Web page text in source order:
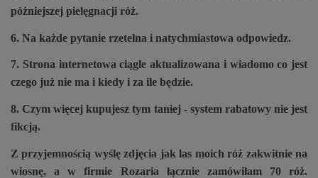
póżniejszej pielęgnacji róż.
6. Na każde pytanie rzetelna i natychmiastowa odpowiedz.
7. Strona internetowa ciągle aktualizowana i wiadomo co jest
czego już nie ma i kiedy i za ile będzie.
8. Czym więcej kupujesz tym taniej - system rabatowy nie jest
fikcją.
Z przyjemnością wyślę zdjęcia jak las moich róż zakwitnie na
wiosnę, a w firmie Rozaria łącznie zamówiłam 70 róż.